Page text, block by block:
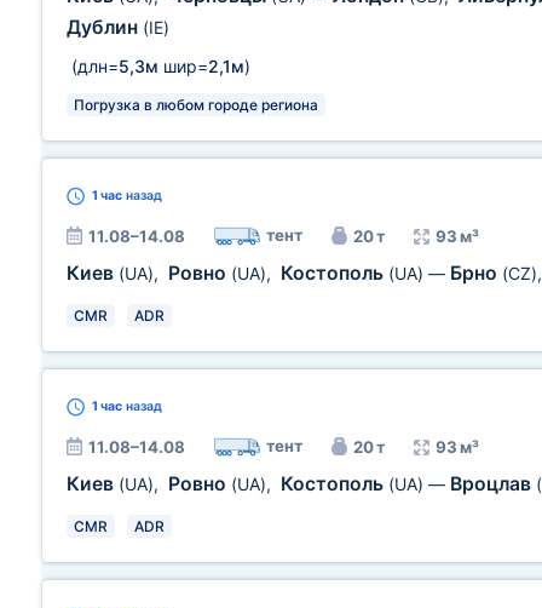
Дублин (IE)
(длн=5,3м шир=2,1м)
Погрузка в любом городе региона
1 час назад
11.08–14.08 тент 20 т 93 м³
Киев (UA), Ровно (UA), Костополь (UA) — Брно (CZ)
CMR ADR
1 час назад
11.08–14.08 тент 20 т 93 м³
Киев (UA), Ровно (UA), Костополь (UA) — Вроцлав
CMR ADR